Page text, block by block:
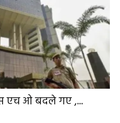
एच ओ बदले गए ,...